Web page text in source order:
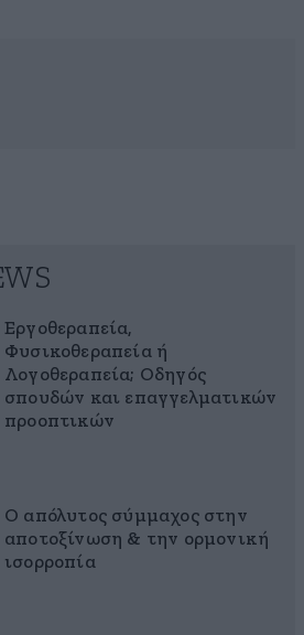
Εργοθεραπεία,
Φυσικοθεραπεία ή
Λογοθεραπεία; Οδηγός
σπουδών και επαγγελματικών
προοπτικών
Ο απόλυτος σύμμαχος στην
αποτοξίνωση & την ορμονική
ισορροπία